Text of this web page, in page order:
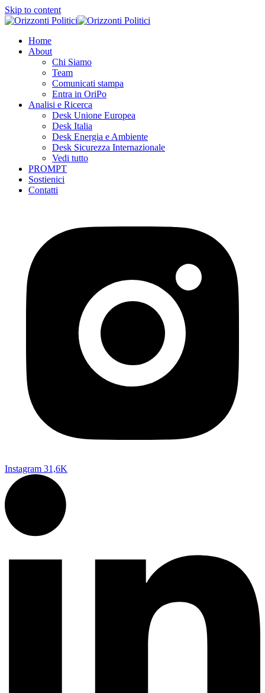
Skip to content
Home
About
Chi Siamo
Team
Comunicati stampa
Entra in OriPo
Analisi e Ricerca
Desk Unione Europea
Desk Italia
Desk Energia e Ambiente
Desk Sicurezza Internazionale
Vedi tutto
PROMPT
Sostienici
Contatti
Instagram 31,6K